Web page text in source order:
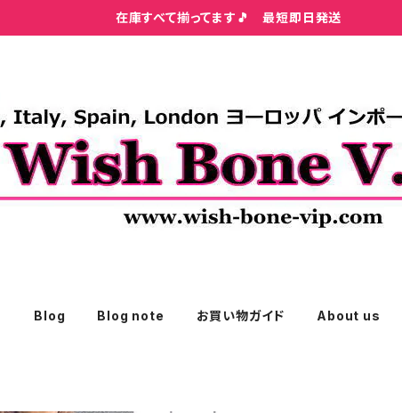
在庫すべて揃ってます🎵 最短即日発送
Blog Blog note お買い物ガイド About us